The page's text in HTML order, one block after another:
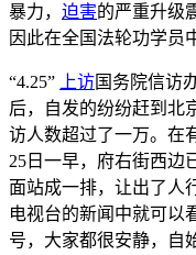
暴力， 迫害的严重升级
因此在全国法轮功学员
“4.25” 上访国务院信访
后，自发的纷纷赶到北
访人数超过了一万。在
25日一早，府右街西边
面站成一排，让出了人
电视台的新闻中就可以
号，大家都很安静，自